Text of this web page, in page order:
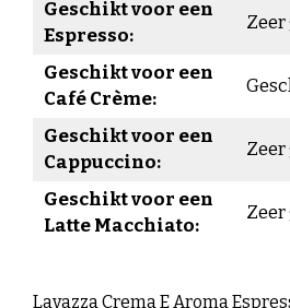
Geschikt voor een
Espresso:
Geschikt voor een
Café Crème:
Geschikt voor een
Cappuccino:
Geschikt voor een
Latte Macchiato:
Lavazza Crema E Aroma